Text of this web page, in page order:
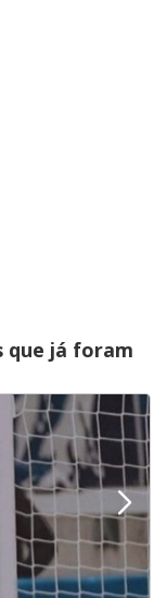
que já foram